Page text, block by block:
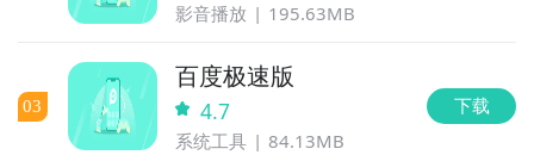
影音播放 195.63MB
03
百度极速版
4.7
系统工具 84.13MB
下载